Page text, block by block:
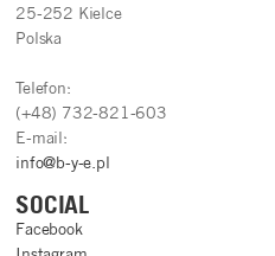
25-252 Kielce
Polska
Telefon:
(+48) 732-821-603
E-mail:
info@b-y-e.pl
SOCIAL
Facebook